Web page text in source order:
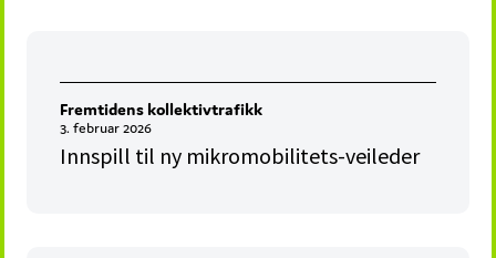
Fremtidens kollektivtrafikk
3. februar 2026
Innspill til ny mikromobilitets-veileder